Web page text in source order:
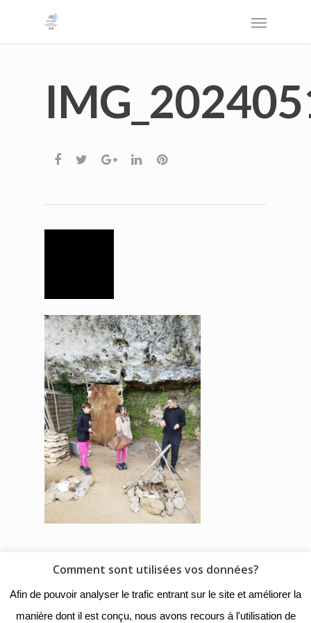
© 2018 - Collège Henri de
Navarre |Mentions légales|
Comment sont utilisées vos données?
Afin de pouvoir analyser le trafic entrant sur le site et améliorer la
manière dont il est conçu, nous avons recours à l'utilisation de